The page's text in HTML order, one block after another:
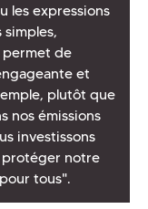
les expressions
permet de
et
plutôt que
nos émissions
investissons
protéger notre
tous".